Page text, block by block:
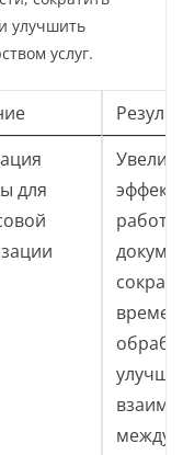
улучшить
услуг.
для
работы
между